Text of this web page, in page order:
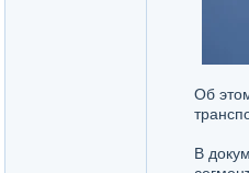
Об
В